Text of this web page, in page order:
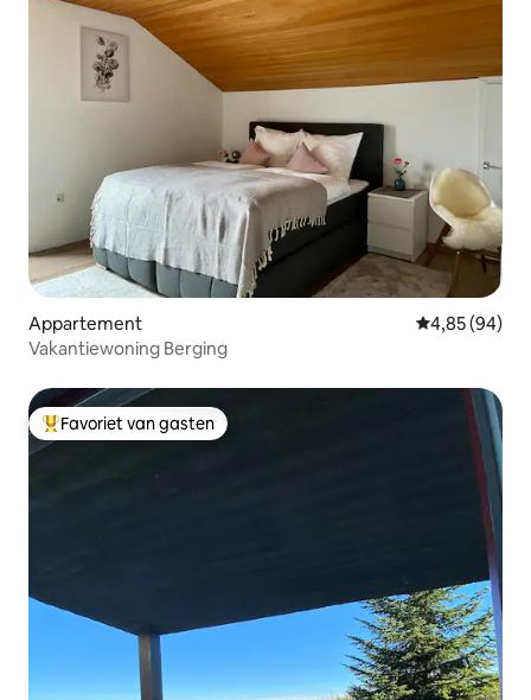
Appartement Gemiddelde
4,85 (94)
Vakantiewoning Berging
Topfavoriet van gasten
Favoriet van gasten